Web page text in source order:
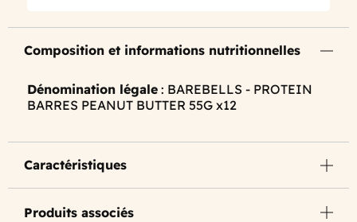
Composition et informations nutritionnelles
Dénomination légale : BAREBELLS - PROTEIN
BARRES PEANUT BUTTER 55G x12
Caractéristiques
Produits associés